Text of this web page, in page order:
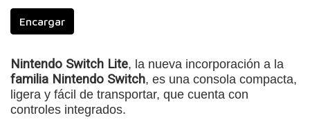
Encargar
Nintendo Switch Lite, la nueva incorporación a la
familia Nintendo Switch, es una consola compacta,
ligera y fácil de transportar, que cuenta con
controles integrados.